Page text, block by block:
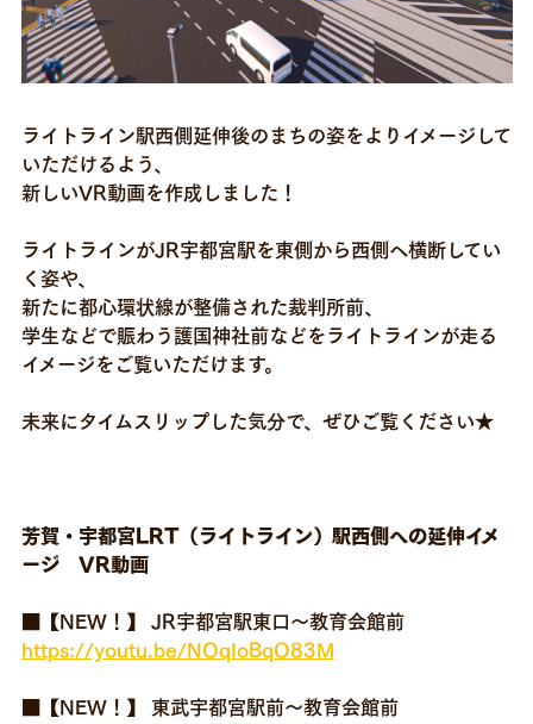
ライトライン駅西側延伸後のまちの姿をよりイメージして
いただけるよう、
新しいVR動画を作成しました！
ライトラインがJR宇都宮駅を東側から西側へ横断してい
く姿や、
新たに都心環状線が整備された裁判所前、
学生などで賑わう護国神社前などをライトラインが走る
イメージをご覧いただけます。
未来にタイムスリップした気分で、ぜひご覧ください★
芳賀・宇都宮LRT（ライトライン）駅西側への延伸イメ
ージ VR動画
■【NEW！】 JR宇都宮駅東口～教育会館前
https://youtu.be/NOqIoBqO83M
■【NEW！】 東武宇都宮駅前～教育会館前